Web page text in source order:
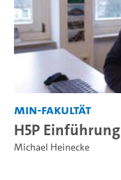
MIN-Fakultät
H5P Einführung
Michael Heinecke